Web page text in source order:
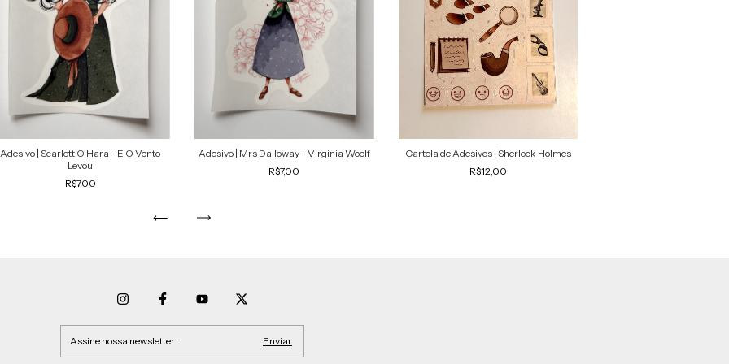
Adesivo | Scarlett O'Hara - E O Vento
Levou
R$7,00
Adesivo | Mrs Dalloway - Virginia Woolf
R$7,00
Cartela de Adesivos | Sherlock Holmes
R$12,00